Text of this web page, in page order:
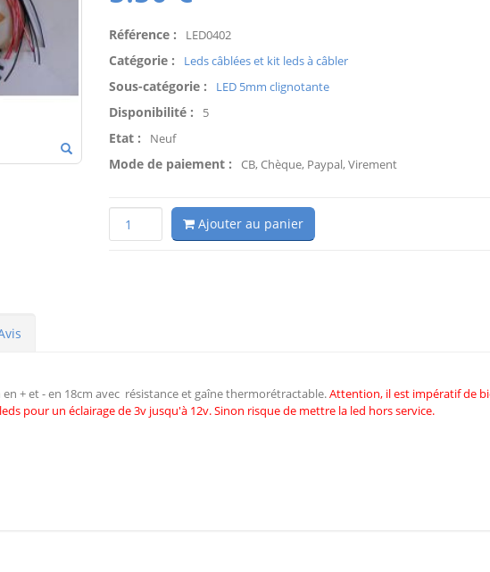
Référence : LED0402
Catégorie : Leds câblées et kit leds à câbler
Sous-catégorie : LED 5mm clignotante
Disponibilité : 5
Etat : Neuf
Mode de paiement : CB, Chèque, Paypal, Virement
Ajouter au panier
en + et - en 18cm avec résistance et gaîne thermorétractable.Attention, il est impératif de
pour un éclairage de 3v jusqu'à 12v. Sinon risque de mettre la led hors service.